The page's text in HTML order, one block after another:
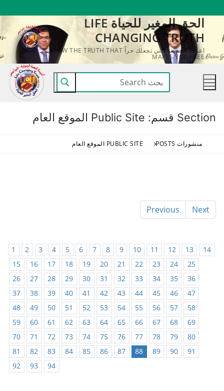
المحتوى
الحق المغير للحياة LIFE
CHANGING TRUTH
اعرف الحقيقة التي تجعلك حراً KNOW THE TRUTH THAT
MAKES YOU FREE
البحث
عن:
Section قسم: Public Site الموقع العام
منشورات POSTS PUBLIC SITE الموقع العام
Previous Next
1 2 3 4 5 6 7 8 9 10 11 12 13
14
15
16 17 18 19 20 21 22 23 24
25
26
27 28 29 30 31 32 33 34 35
36
37
38 39 40 41 42 43 44 45 46
47
48
49 50 51 52 53 54 55 56 57
58
59
60 61 62 63 64 65 66 67 68
69
70
71 72 73 74 75 76 77 78 79
80
81
82 83 84 85 86 87 88 89 90
91
92
93 94